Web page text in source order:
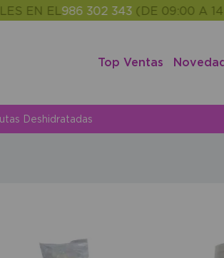
EN EL986 302 343 (DE 09:00 A
Top Ventas
Deshidratadas